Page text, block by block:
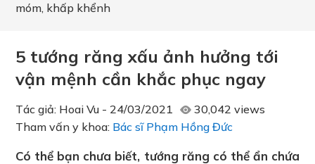
móm, khấp khểnh
5 tướng răng xấu ảnh hưởng tới
vận mệnh cần khắc phục ngay
Tác giả: Hoai Vu - 24/03/2021
30,042 views
Tham vấn y khoa: Bác sĩ Phạm Hồng Đức
Có thể bạn chưa biết, tướng răng có thể ẩn chứa